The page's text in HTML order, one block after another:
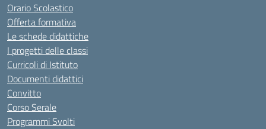
Orario Scolastico
Offerta formativa
Le schede didattiche
I progetti delle classi
Curricoli di Istituto
Documenti didattici
Convitto
Corso Serale
Programmi Svolti